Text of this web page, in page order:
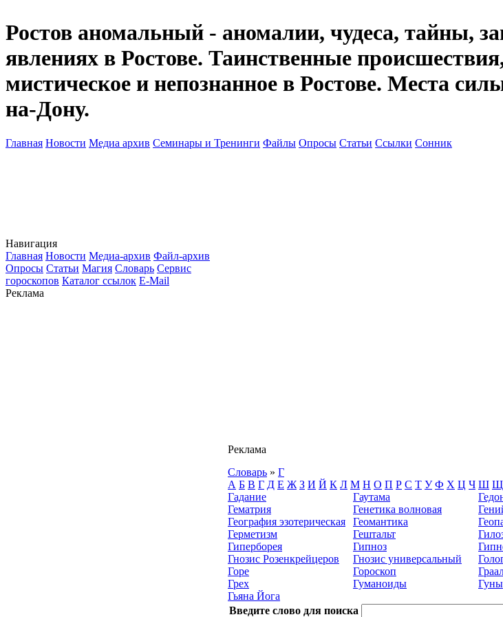
Ростов аномальный - аномалии, чудеса, тайны,
явлениях в Ростове. Таинственные
мистическое и непознанное в Ростове. Места
на-Дону.
Главная Новости Медиа архив Семинары и Тренинги Файлы Опросы Статьи Ссылки Сонник
Навигация
Главная Новости Медиа-архив Файл-архив
Опросы Статьи Магия Словарь Сервис
гороскопов Каталог ссылок E-Mail
Реклама
Реклама
Словарь » Г
А Б В Г Д Е Ж З И Й К Л М Н О П Р С Т У Ф Х Ц Ч Ш Щ
Гадание
Гаутама
Гематрия
Генетика волновая
География эзотерическая
Геомантика
Герметизм
Гештальт
Гиперборея
Гипноз
Гнозис Розенкрейцеров
Гнозис универсальный
Горе
Гороскоп
Грех
Гуманоиды Гуны
Гьяна Йога
Введите слово для поиска